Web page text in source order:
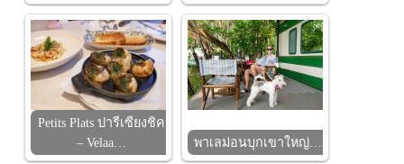
Petits Plats ปารีเซียงชิค
– Velaa…
พาเลม่อนบุกเขาใหญ่…